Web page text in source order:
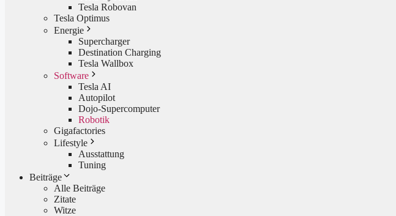
Tesla Robovan
Tesla Optimus
Energie
Supercharger
Destination Charging
Tesla Wallbox
Software
Tesla AI
Autopilot
Dojo-Supercomputer
Robotik
Gigafactories
Lifestyle
Ausstattung
Tuning
Beiträge
Alle Beiträge
Zitate
Witze